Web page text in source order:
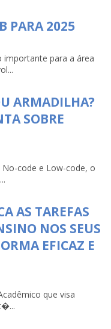
PARA 2025
importante para a área
ARMADILHA?
SOBRE
code e Low-code, o
AS TAREFAS
NOS SEUS
EFICAZ E
que visa